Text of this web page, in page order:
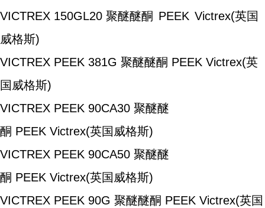
VICTREX 150GL20 聚醚醚酮 PEEK Victrex(英国
威格斯)
VICTREX PEEK 381G 聚醚醚酮 PEEK Victrex(英
国威格斯)
VICTREX PEEK 90CA30 聚醚醚
酮 PEEK Victrex(英国威格斯)
VICTREX PEEK 90CA50 聚醚醚
酮 PEEK Victrex(英国威格斯)
VICTREX PEEK 90G 聚醚醚酮 PEEK Victrex(英国